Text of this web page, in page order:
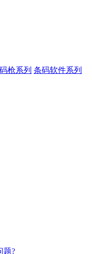
枪系列 条码软件系列
题?